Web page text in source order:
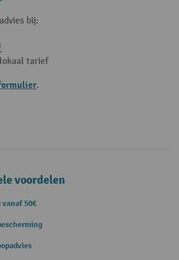
bij:
tarief
.
voordelen
vanaf 50€